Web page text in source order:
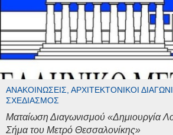
ΑΝΑΚΟΙΝΏΣΕΙΣ, ΑΡΧΙΤΕΚΤΟΝΙΚΟΊ
ΣΧΕΔΙΑΣΜΌΣ
Ματαίωση Διαγωνισμού «Δημιουργία
Σήμα του Μετρό Θεσσαλονίκης»